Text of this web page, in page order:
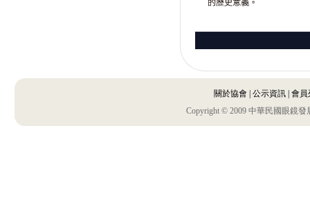
關於協會 公示資訊| 會員
Copyright © 2009 中華民國眼鏡發